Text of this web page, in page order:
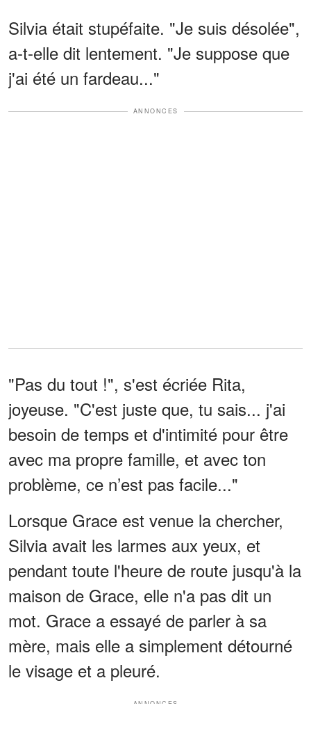
Silvia était stupéfaite. "Je suis désolée",
a-t-elle dit lentement. "Je suppose que
j'ai été un fardeau..."
ANNONCES
"Pas du tout !", s'est écriée Rita,
joyeuse. "C'est juste que, tu sais... j'ai
besoin de temps et d'intimité pour être
avec ma propre famille, et avec ton
problème, ce n’est pas facile..."
Lorsque Grace est venue la chercher,
Silvia avait les larmes aux yeux, et
pendant toute l'heure de route jusqu'à la
maison de Grace, elle n'a pas dit un
mot. Grace a essayé de parler à sa
mère, mais elle a simplement détourné
le visage et a pleuré.
ANNONCES